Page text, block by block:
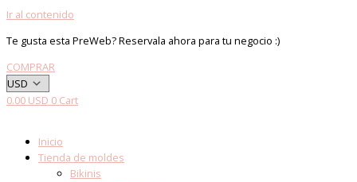
Ir al contenido
Te gusta esta PreWeb? Reservala ahora para tu negocio :)
COMPRAR
0.00 USD 0 Cart
Inicio
Tienda de moldes
Bikinis